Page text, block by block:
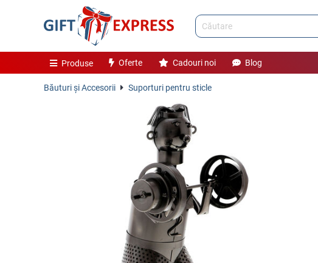
Produse Oferte Cadouri noi Blog
Băuturi și Accesorii Suporturi pentru sticle